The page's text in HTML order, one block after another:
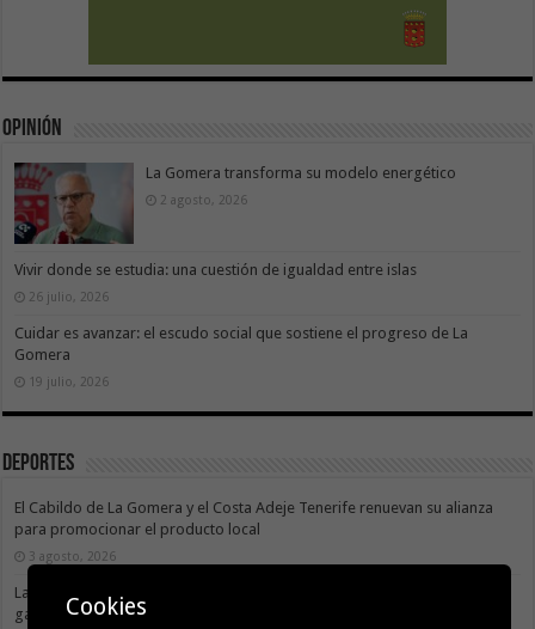
Opinión
La Gomera transforma su modelo energético
2 agosto, 2026
Vivir donde se estudia: una cuestión de igualdad entre islas
26 julio, 2026
Cuidar es avanzar: el escudo social que sostiene el progreso de La
Gomera
19 julio, 2026
Deportes
El Cabildo de La Gomera y el Costa Adeje Tenerife renuevan su alianza
para promocionar el producto local
3 agosto, 2026
La X Cicloturista Virgen del Carmen adapta su recorrido y horario para
garantizar la seguridad de los participantes ante la alerta por altas
Cookies